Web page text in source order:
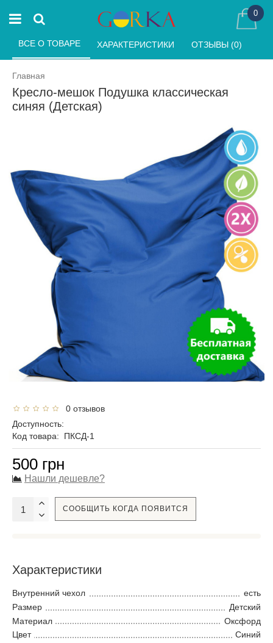
0
Главная
Кресло-мешок Подушка классическая
синяя (Детская)
ВСЕ О ТОВАРЕ ХАРАКТЕРИСТИКИ ОТЗЫВЫ (0)
0 отзывов
Доступность:
Код товара:
ПКСД-1
500 грн
Нашли дешевле?
СООБЩИТЬ КОГДА ПОЯВИТСЯ
Характеристики
Внутренний чехол
есть
Размер
Детский
Материал
Оксфорд
Цвет
Синий